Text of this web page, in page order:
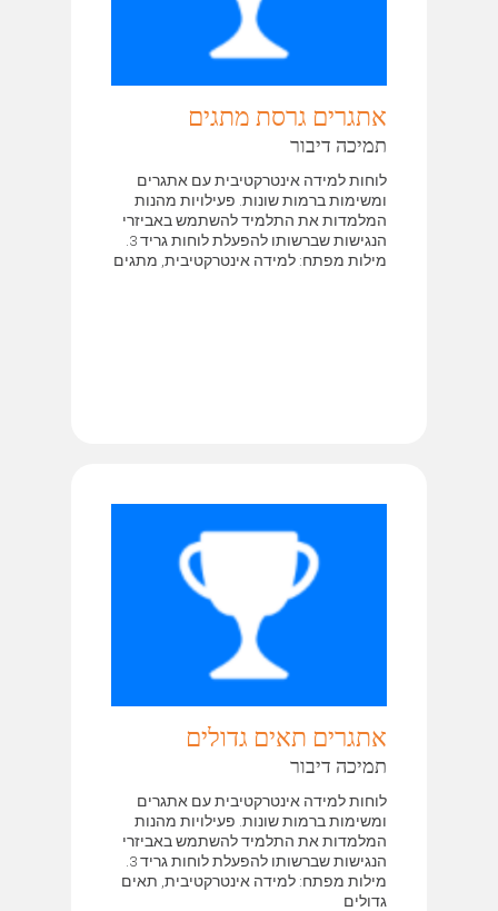
אתגרים גרסת מתגים
תמיכה דיבור
לוחות למידה אינטרקטיבית עם אתגרים
ומשימות ברמות שונות. פעילויות מהנות
המלמדות את התלמיד להשתמש באביזרי
מילות מפתח: למידה אינטרקטיבית, מתגים
אתגרים תאים גדולים
תמיכה דיבור
לוחות למידה אינטרקטיבית עם אתגרים
ומשימות ברמות שונות. פעילויות מהנות
המלמדות את התלמיד להשתמש באביזרי
מילות מפתח: למידה אינטרקטיבית, תאים
גדולים